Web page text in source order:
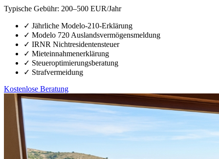
Typische Gebühr: 200–500 EUR/Jahr
✓ Jährliche Modelo-210-Erklärung
✓ Modelo 720 Auslandsvermögensmeldung
✓ IRNR Nichtresidentensteuer
✓ Mieteinnahmenerklärung
✓ Steueroptimierungsberatung
✓ Strafvermeidung
Kostenlose Beratung